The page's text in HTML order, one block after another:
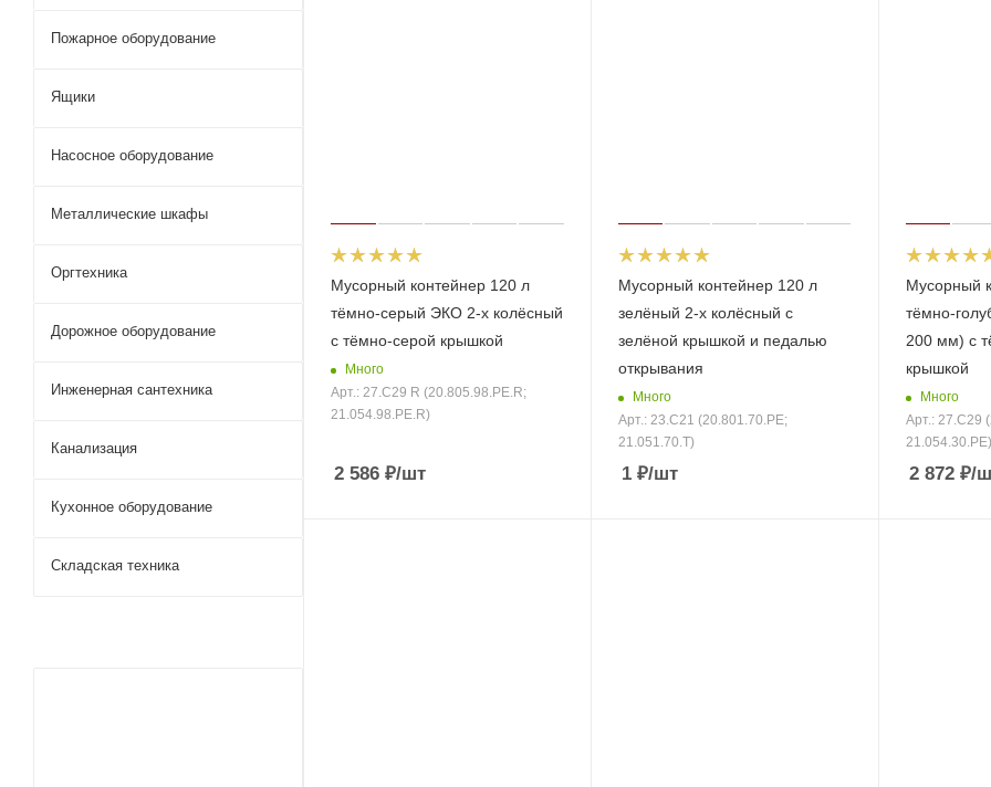
Мусорный контейнер 120 л
тёмно-серый ЭКО 2-х колёсный
с тёмно-серой крышкой
Много
Арт.: 27.C29 R (20.805.98.PE.R;
21.054.98.PE.R)
2 586 ₽/шт
Мусорный контейнер 120 л
зелёный 2-х колёсный с
зелёной крышкой и педалью
открывания
Много
Арт.: 23.C21 (20.801.70.PE;
21.051.70.Т)
1₽/шт
Мусорный
тёмно-
200 мм) с
крышкой
Много
Арт.: 27.C29
21.054.30.PE)
2 872₽/
Пожарное оборудование
Ящики
Насосное оборудование
Металлические шкафы
Оргтехника
Дорожное оборудование
Инженерная сантехника
Канализация
Кухонное оборудование
Складская техника